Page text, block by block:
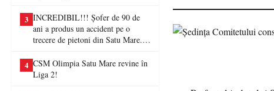
3 INCREDIBIL!!! Șofer de 90 de
ani a produs un accident pe o
trecere de pietoni din Satu Mare. O
4 CSM Olimpia Satu Mare revine în
Liga 2!